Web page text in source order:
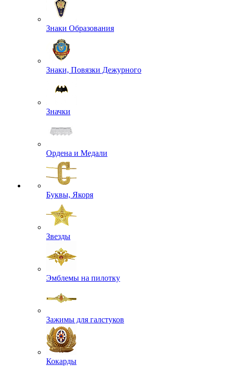
Знаки Образования
Знаки, Повязки Дежурного
Значки
Ордена и Медали
Буквы, Якоря
Звезды
Эмблемы на пилотку
Зажимы для галстуков
Кокарды